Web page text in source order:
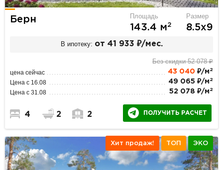
Берн Площадь
143.4 м2
Размер
8.5х9
В ипотеку: от 41 933 ₽/мес.
Без скидки 52 078 ₽
цена сейчас 43 040 ₽/м 2
Цена с 16.08 49 065 ₽/м 2
Цена с 31.08 52 078 ₽/м 2
4 2 2 ПОЛУЧИТЬ РАСЧЕТ
Хит продаж! ТОП ЭКО